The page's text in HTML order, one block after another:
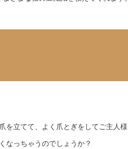
を立てて、よく爪とぎをしてご主人様
なっちゃうのでしょうか？